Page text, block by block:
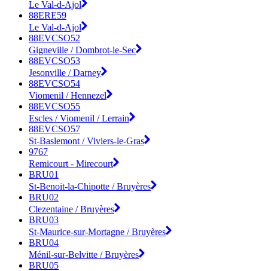
Le Val-d-Ajol
88ERE59
Le Val-d-Ajol
88EVCSO52
Gigneville / Dombrot-le-Sec
88EVCSO53
Jesonville / Darney
88EVCSO54
Viomenil / Hennezel
88EVCSO55
Escles / Viomenil / Lerrain
88EVCSO57
St-Baslemont / Viviers-le-Gras
9767
Remicourt - Mirecourt
BRU01
St-Benoit-la-Chipotte / Bruyères
BRU02
Clezentaine / Bruyères
BRU03
St-Maurice-sur-Mortagne / Bruyères
BRU04
Ménil-sur-Belvitte / Bruyères
BRU05